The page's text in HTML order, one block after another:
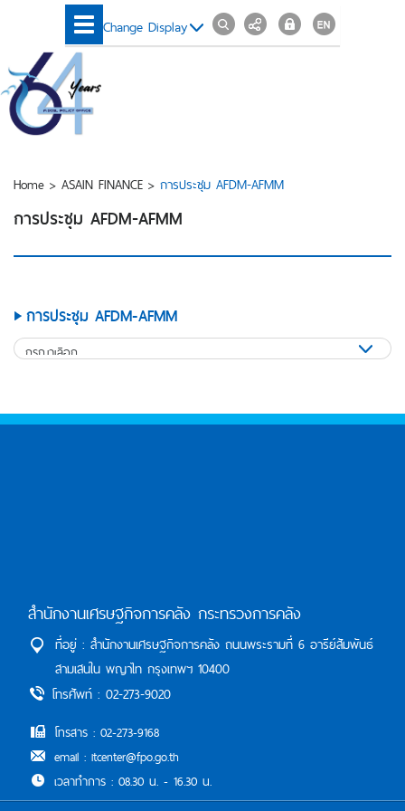
Change Display
Home > ASAIN FINANCE > การประชุม AFDM-AFMM
การประชุม AFDM-AFMM
การประชุม AFDM-AFMM
สำนักงานเศรษฐกิจการคลัง กระทรวงการคลัง
ที่อยู่ : สำนักงานเศรษฐกิจการคลัง ถนนพระรามที่ 6 อารีย์สัมพันธ์
สามเสนใน พญาไท กรุงเทพฯ 10400
โทรศัพท์ : 02-273-9020
โทรสาร : 02-273-9168
email : itcenter@fpo.go.th
เวลาทำการ : 08.30 น. - 16.30 น.